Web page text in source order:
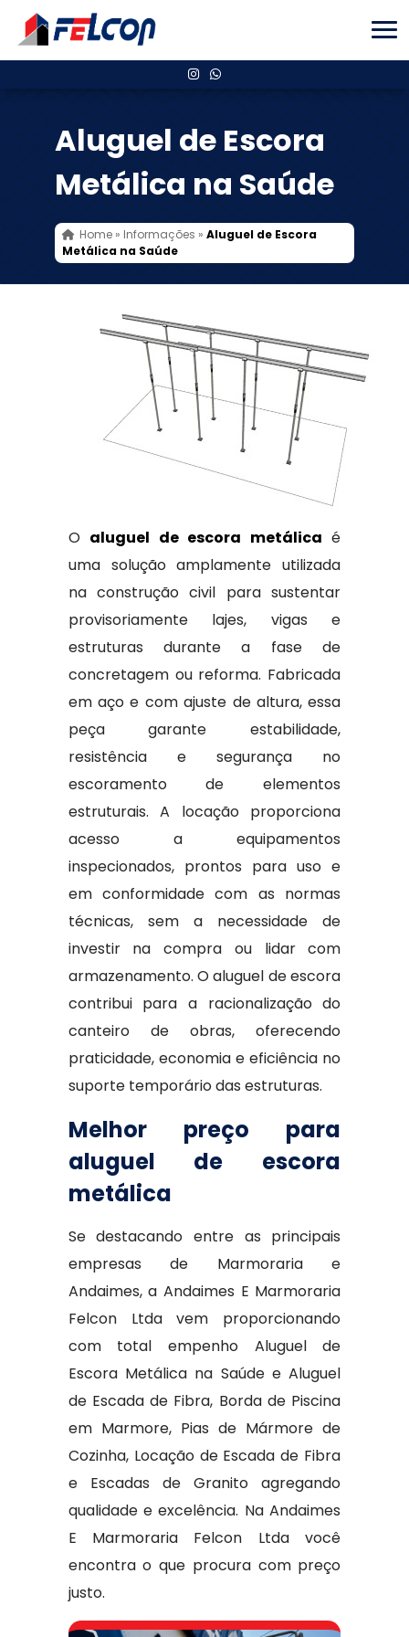
Aluguel de Escora
Metálica na Saúde
Home» Informações » Aluguel de Escora
Metálica na Saúde
O aluguel de escora metálica é
uma solução amplamente utilizada
na construção civil para sustentar
provisoriamente lajes, vigas e
estruturas durante a fase de
concretagem ou reforma. Fabricada
em aço e com ajuste de altura, essa
peça garante estabilidade,
resistência e segurança no
escoramento de elementos
estruturais. A locação proporciona
acesso a equipamentos
inspecionados, prontos para uso e
em conformidade com as normas
técnicas, sem a necessidade de
investir na compra ou lidar com
armazenamento. O aluguel de escora
contribui para a racionalização do
canteiro de obras, oferecendo
praticidade, economia e eficiência no
suporte temporário das estruturas.
Melhor preço para
aluguel de escora
metálica
Se destacando entre as principais
empresas de Marmoraria e
Andaimes, a Andaimes E Marmoraria
Felcon Ltda vem proporcionando
com total empenho Aluguel de
Escora Metálica na Saúde e Aluguel
de Escada de Fibra, Borda de Piscina
em Marmore, Pias de Mármore de
Cozinha, Locação de Escada de Fibra
e Escadas de Granito agregando
qualidade e excelência. Na Andaimes
E Marmoraria Felcon Ltda você
encontra o que procura com preço
justo.